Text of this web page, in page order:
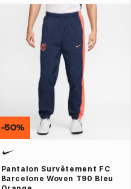
Pantalon Survêtement FC
Barcelone Woven T90 Bleu
-50%